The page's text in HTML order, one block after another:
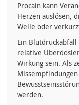
Procain kann
Herzen auslösen,
Welle oder
Ein
relative
Wirkung sein. Als
werden.